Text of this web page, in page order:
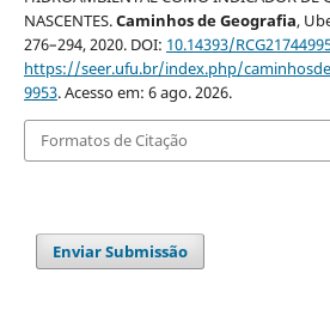
NASCENTES.Caminhos de Geografia,
276–294, 2020. DOI: 10.14393/
https://seer.ufu.br/index.php/
9953. Acesso em: 6 ago. 2026.
Formatos de Citação
Enviar Submissão